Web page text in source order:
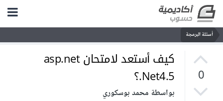
أسئلة البرمجة
0
كيف أستعد لامتحان asp.net
.Net4.5؟
بواسطة محمد بوسكوري